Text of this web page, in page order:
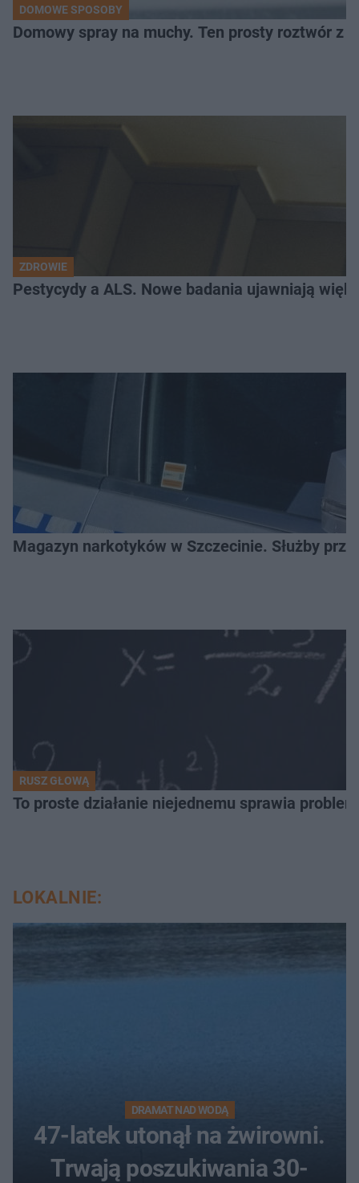
DOMOWE SPOSOBY
Domowy spray na muchy. Ten prosty roztwór z
ZDROWIE
Pestycydy a ALS. Nowe badania ujawniają
Magazyn narkotyków w Szczecinie. Służby
RUSZ GŁOWĄ
To proste działanie niejednemu sprawia
LOKALNIE:
DRAMAT NAD WODĄ
47-latek utonął na żwirowni.
Trwają poszukiwania 30-